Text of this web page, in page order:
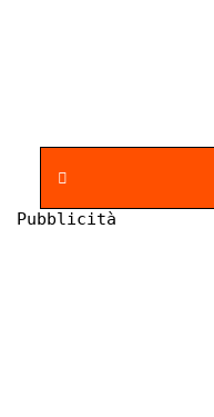
Pubblicità